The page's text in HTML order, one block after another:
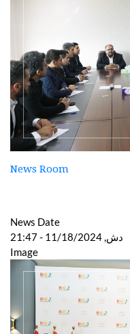
News Room
News Date
دش, 11/18/2024 - 21:47
Image